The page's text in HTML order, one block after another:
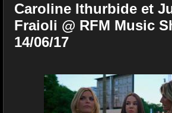
Caroline Ithurbide et
Fraioli @ RFM Music
14/06/17